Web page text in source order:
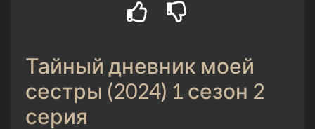
Тайный дневник моей
сестры (2024) 1 сезон 2
серия